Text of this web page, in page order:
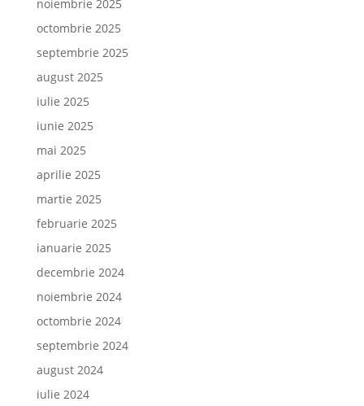
noiembrie 2025
octombrie 2025
septembrie 2025
august 2025
iulie 2025
iunie 2025
mai 2025
aprilie 2025
martie 2025
februarie 2025
ianuarie 2025
decembrie 2024
noiembrie 2024
octombrie 2024
septembrie 2024
august 2024
iulie 2024